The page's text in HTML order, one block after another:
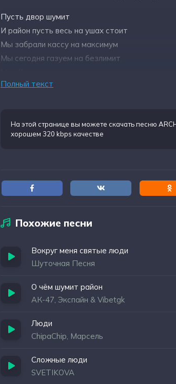
Пусть двор шумит
И район пусть весь на ушах стоит
Мы забрали кассу на максимум
Мы сегодня газуем на безлимит
Они спортсмены мастера
Люди с нами отвечают за свои слова
Люди с нами не базарят но вывозят базар
Полный текст
На этой странице вы можете скачать песню
хорошем 320 kbps качестве
Похожие песни
Вокруг меня святые люди
Шуточная Песня
О чём шумит район
АК-47, Экспайн & Vibetgk
Люди
ChipaChip, Марсель
Сложные люди
SVETIKOVA